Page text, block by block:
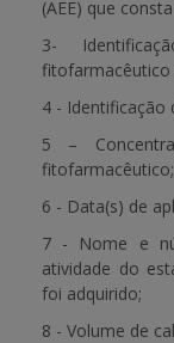
(AEE) que
3-
fitofarmacêutico
4 - Identificação
5 –
fitofarmacêutico;
6 - Data(s) de
7 - Nome e
atividade do
foi adquirido;
8 - Volume de